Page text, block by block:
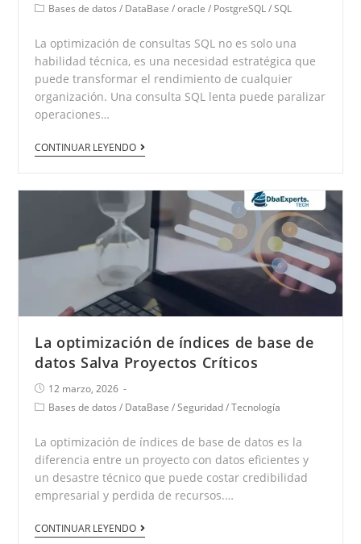
Bases de datos / DataBase /oracle / PostgreSQL/SQL
La optimización de consultas SQL no es solo una
habilidad técnica, es una necesidad estratégica que
puede transformar el rendimiento de cualquier
organización. Una consulta SQL lenta puede paralizar
operaciones…
CONTINUAR LEYENDO
La optimización de índices de base de
datos Salva Proyectos Críticos
12 marzo, 2026
Bases de datos / DataBase /Seguridad/Tecnología
La optimización de índices de base de datos es la
diferencia entre un proyecto con datos eficientes y
un desastre técnico que puede costar credibilidad
empresarial y perdida de recursos.…
CONTINUAR LEYENDO